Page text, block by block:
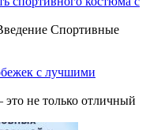
Спортивные
с лучшими
не только отличный